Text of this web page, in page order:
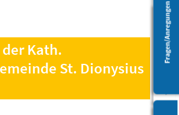
Barrierefreiheit
Fragen/Anregungen
Kath.
St. Dionysius